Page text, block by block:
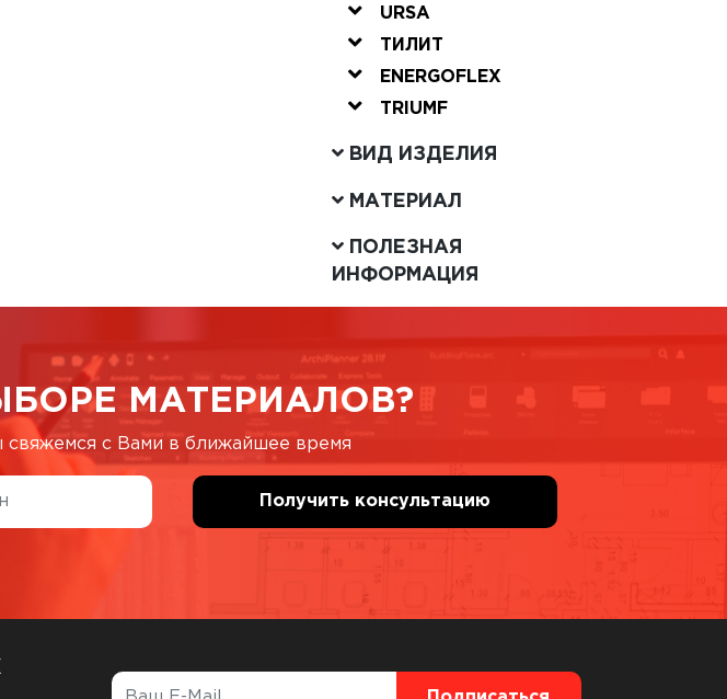
URSA
ТИЛИТ
ENERGOFLEX
TRIUMF
ВИД ИЗДЕЛИЯ
МАТЕРИАЛ
ПОЛЕЗНАЯ
ИНФОРМАЦИЯ
МАТЕРИАЛОВ?
свяжемся с Вами в ближайшее время